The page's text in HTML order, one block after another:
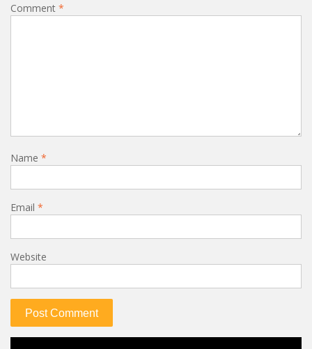
Comment *
Name *
Email *
Website